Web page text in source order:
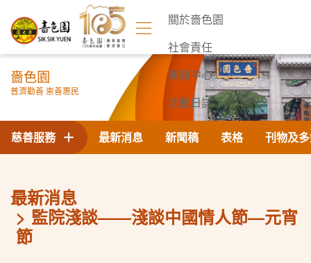
關於嗇色園
社會責任
新聞中心
活動日誌
聯絡我們
嗇色園
普濟勸善 崇善惠民
最新消息 新聞稿 表格 刊物及
慈善服務
最新消息
監院淺談——淺談中國情人節—元宵
節